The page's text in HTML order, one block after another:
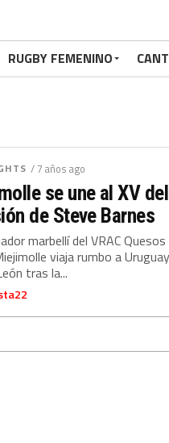
RUGBY FEMENINO
/ 7 años ago
se une al XV
de Steve Barnes
marbellí del VRAC
viaja rumbo a
tras la...